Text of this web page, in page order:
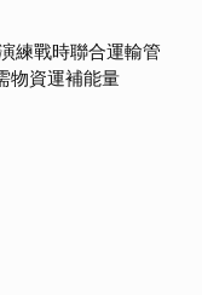
練戰時聯合運輸管
資運補能量